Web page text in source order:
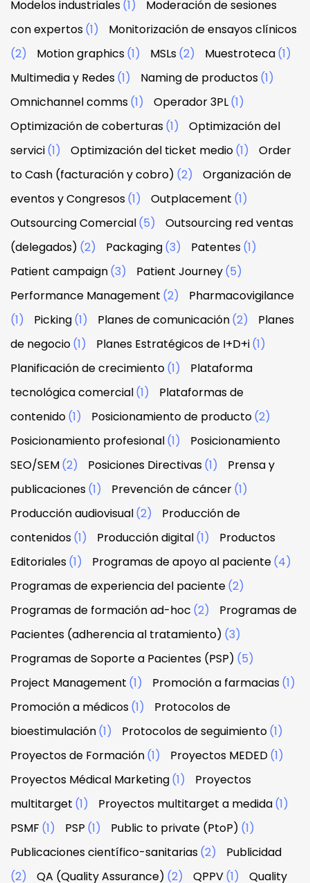
Modelos industriales(1)
Moderación de sesiones
con expertos(1)
Monitorización de ensayos clínicos
(2)
Motion graphics(1) MSLs(2) Muestroteca(1)
Multimedia y Redes(1) Naming de productos(1)
Omnichannel comms(1) Operador 3PL(1)
Optimización de coberturas(1)
Optimización del
servici(1) Optimización del ticket medio(1)
Order
to Cash (facturación y cobro) (2)
Organización de
eventos y Congresos(1) Outplacement (1)
Outsourcing Comercial(5)
Outsourcing red ventas
(delegados) (2) Packaging(3) Patentes(1)
Patient campaign(3) Patient Journey(5)
Performance Management (2)
Pharmacovigilance
(1)
Picking(1) Planes de comunicación(2)
Planes
de negocio(1) Planes Estratégicos de I+D+i(1)
Planificación de crecimiento(1)
Plataforma
tecnológica comercial(1)
Plataformas de
contenido(1) Posicionamiento de producto(2)
Posicionamiento profesional(1)
Posicionamiento
SEO/SEM(2) Posiciones Directivas(1)
Prensa y
publicaciones(1) Prevención de cáncer(1)
Producción audiovisual(2)
Producción de
contenidos(1) Producción digital(1)
Productos
Editoriales(1) Programas de apoyo al paciente(4)
Programas de experiencia del paciente(2)
Programas de formación ad-hoc (2)
Programas de
Pacientes (adherencia al tratamiento) (3)
Programas de Soporte a Pacientes (PSP) (5)
Project Management (1) Promoción a farmacias(1)
Promoción a médicos(1)
Protocolos de
bioestimulación(1) Protocolos de seguimiento(1)
Proyectos de Formación(1) Proyectos MEDED(1)
Proyectos Médical Marketing(1)
Proyectos
multitarget (1) Proyectos multitarget a medida(1)
PSMF (1) PSP (1) Public to private (PtoP) (1)
Publicaciones científico-sanitarias(2)
Publicidad
(2)
QA (Quality Assurance) (2) QPPV(1) Quality